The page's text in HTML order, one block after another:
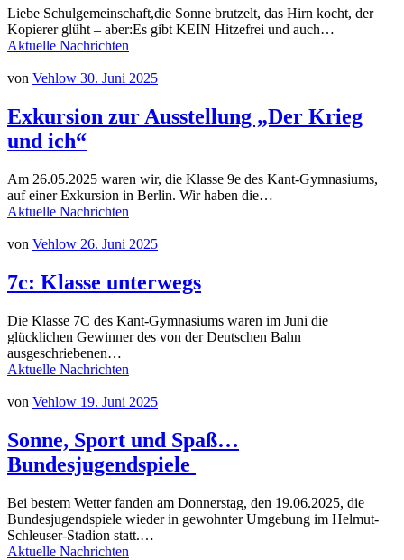
Liebe Schulgemeinschaft,die Sonne brutzelt, das Hirn kocht, der
Kopierer glüht – aber:Es gibt KEIN Hitzefrei und auch…
Aktuelle Nachrichten
von Vehlow 30. Juni 2025
Exkursion zur Ausstellung „Der Krieg
und ich“
Am 26.05.2025 waren wir, die Klasse 9e des Kant-Gymnasiums,
auf einer Exkursion in Berlin. Wir haben die…
Aktuelle Nachrichten
von Vehlow 26. Juni 2025
7c: Klasse unterwegs
Die Klasse 7C des Kant-Gymnasiums waren im Juni die
glücklichen Gewinner des von der Deutschen Bahn
ausgeschriebenen…
Aktuelle Nachrichten
von Vehlow 19. Juni 2025
Sonne, Sport und Spaß…
Bundesjugendspiele
Bei bestem Wetter fanden am Donnerstag, den 19.06.2025, die
Bundesjugendspiele wieder in gewohnter Umgebung im Helmut-
Schleuser-Stadion statt.…
Aktuelle Nachrichten